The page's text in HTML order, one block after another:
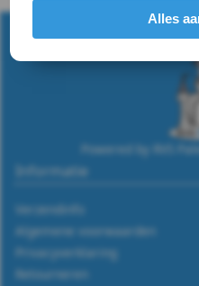
-
m5
DIN
Powered by RVS
Informatie
Verzendinfo
Algemene voorwaarden
Privacyverklaring
Retourneren
Alles